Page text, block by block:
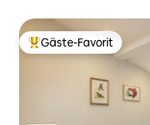
Beliebter Gäste-Favorit.
Gäste-Favorit